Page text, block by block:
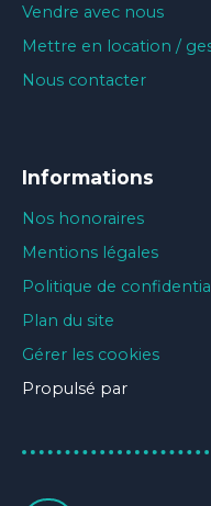
Vendre avec nous
Mettre en location /
Nous contacter
Informations
Nos honoraires
Mentions légales
Politique de
Plan du site
Gérer les cookies
Propulsé par